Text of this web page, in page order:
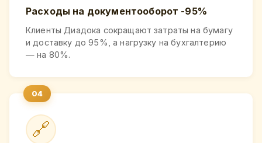
Расходы на документооборот -95%
Клиенты Диадока сокращают затраты на бумагу
и доставку до 95%, а нагрузку на бухгалтерию
— на 80%.
🔗